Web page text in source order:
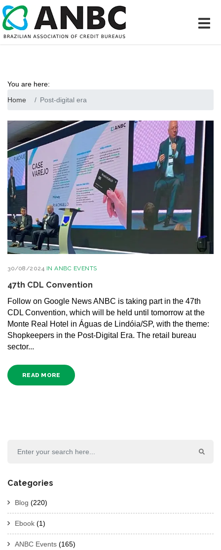
You are here:
Home
Post-digital era
30/08/2024 IN ANBC EVENTS
47th CDL Convention
Follow on Google News ANBC is taking part in the 47th
CDL Convention, which will be held until tomorrow at the
Monte Real Hotel in Águas de Lindóia/SP, with the theme:
Shopkeepers in the Post-Digital Era. The retail bureau
sector...
READ MORE
Categories
Blog (220)
Ebook (1)
ANBC Events (165)